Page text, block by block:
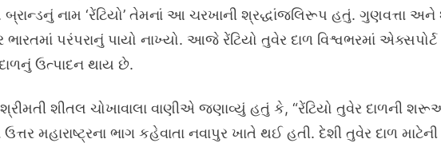
નામ ‘રેંટિયો’ તેમનાં આ ચરખાની શ્રદ્ધાંજલિરૂપ હતું. ગુણવત્તા
પરંપરાનું પાયો નાખ્યો. આજે રેંટિયો તુવેર દાળ વિશ્વભરમાં
ઉત્પાદન થાય છે.
શ્રીમતી શીતલ ચોખાવાલા વાણીએ જણાવ્યું હતું કે, “રેંટિયો તુવેર દાળની
મહારાષ્ટ્રના ભાગ કહેવાતા નવાપુર ખાતે થઈ હતી. દેશી તુવેર દાળ